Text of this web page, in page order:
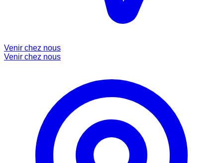
Venir chez nous
Venir chez nous